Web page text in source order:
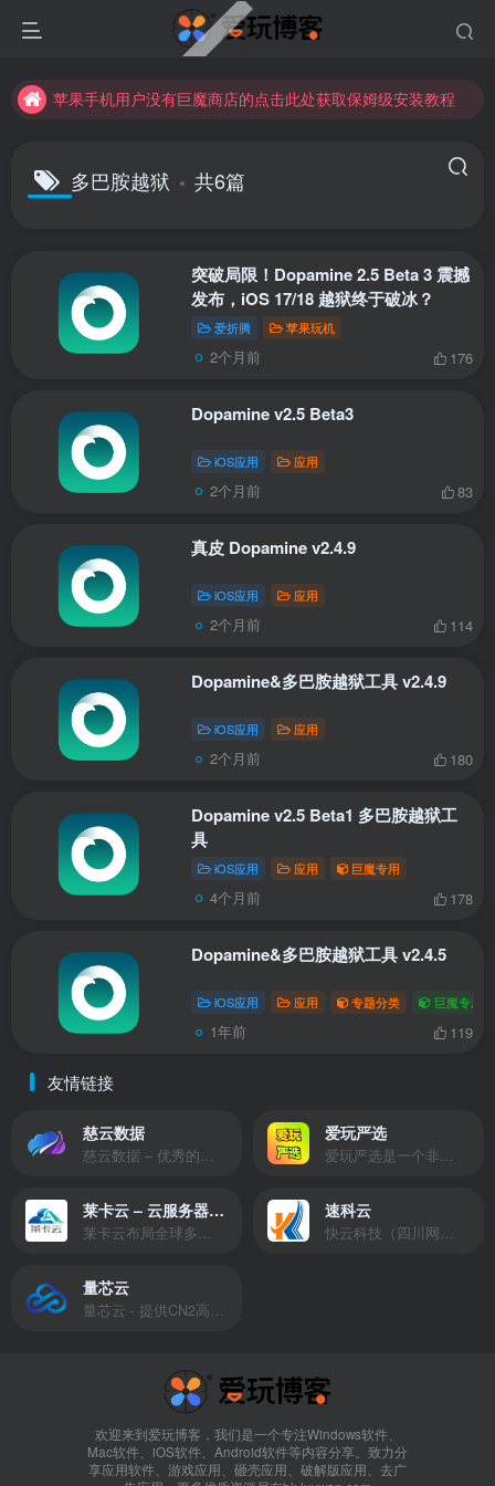
苹果手机用户没有巨魔商店的点击此处获取保姆级安装教程
未找到所需资源？欢迎提交您的需求，我们将尽快为您处理。
苹果手机用户没有巨魔商店的点击此处获取保姆级安装教程
多巴胺越狱 共6篇
突破局限！Dopamine 2.5 Beta 3 震撼
发布，iOS 17/18 越狱终于破冰？
爱折腾 苹果玩机
2个月前 176
Dopamine v2.5 Beta3
iOS应用 应用
2个月前 83
真皮 Dopamine v2.4.9
iOS应用 应用
2个月前 114
Dopamine&多巴胺越狱工具 v2.4.9
iOS应用 应用
2个月前 180
Dopamine v2.5 Beta1 多巴胺越狱工
具
iOS应用 应用 巨魔专用
4个月前 178
Dopamine&多巴胺越狱工具 v2.4.5
iOS应用 应用 专题分类 巨魔专用
1年前 119
友情链接
慈云数据
慈云数据 – 优秀的云服务器服务商，提供最具有性价比的产品。慈云数据是开发者必不可少的良心云
爱玩严选
爱玩严选是一个非常有保障且性价比极高的虚拟商城，包括但不限于苹果证书、技术指导、会员充值等多种虚拟服务！
莱卡云 – 云服务器提供商
莱卡云布局全球多个地理区域。提供服务有：境外云服务器、国内云服务器、独立服务器、服务器托管、CDN、SSL证书、游戏服务器等业务。
速科云
快云科技（四川网联快云科技有限公司）成立于2021年，主营互联网业务平台服务提供商。公司专注为用户提供低价高性能云计算产品，致力于云计算应用的易用性开发，并引导云计算在国内普及
量芯云
量芯云 - 提供CN2高速香港美国云服务器&专业高防服务器租用等云服务器供应商
欢迎来到爱玩博客，我们是一个专注Windows软件、
Mac软件、iOS软件、Android软件等内容分享。致力分
享应用软件、游戏应用、砸壳应用、破解版应用、去广